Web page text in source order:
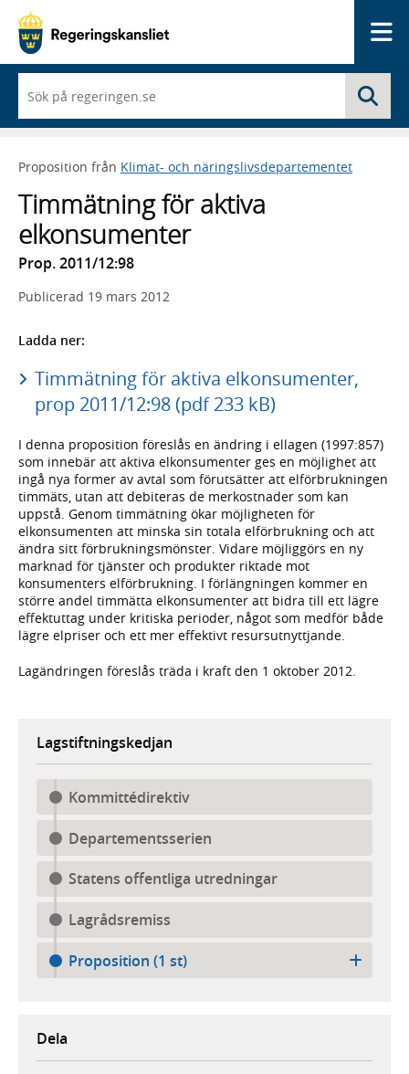
du
börjar
skriva
framträder
lista
med
sökförslag
Proposition från Klimat- och näringslivsdepartementet
Timmätning för aktiva
elkonsumenter
Prop. 2011/12:98
Publicerad 19 mars 2012
Ladda ner:
Timmätning för aktiva elkonsumenter,
prop 2011/12:98 (pdf 233 kB)
I denna proposition föreslås en ändring i ellagen (1997:857)
som innebär att aktiva elkonsumenter ges en möjlighet att
ingå nya former av avtal som förutsätter att elförbrukningen
timmäts, utan att debiteras de merkostnader som kan
uppstå. Genom timmätning ökar möjligheten för
elkonsumenten att minska sin totala elförbrukning och att
ändra sitt förbrukningsmönster. Vidare möjliggörs en ny
marknad för tjänster och produkter riktade mot
konsumenters elförbrukning. I förlängningen kommer en
större andel timmätta elkonsumenter att bidra till ett lägre
effektuttag under kritiska perioder, något som medför både
lägre elpriser och ett mer effektivt resursutnyttjande.
Lagändringen föreslås träda i kraft den 1 oktober 2012.
Lagstiftningskedjan
Kommittédirektiv
Departementsserien
Statens offentliga utredningar
Lagrådsremiss
Proposition (1 st)
Dela